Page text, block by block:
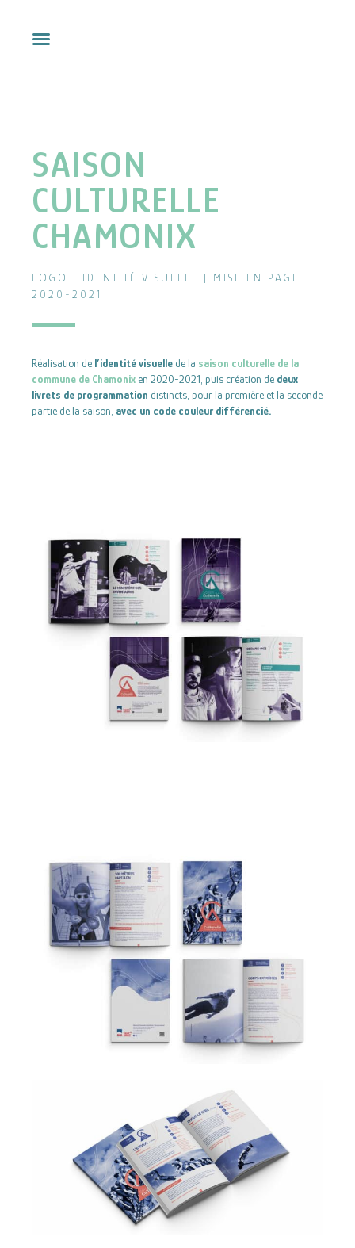
SAISON
CULTURELLE
CHAMONIX
LOGO | IDENTITÉ VISUELLE | MISE EN PAGE
2020-2021
Réalisation de l’identité visuelle de la saison culturelle de la
commune de Chamonix en 2020-2021, puis création de deux
livrets de programmation distincts, pour la première et la seconde
partie de la saison, avec un code couleur différencié.